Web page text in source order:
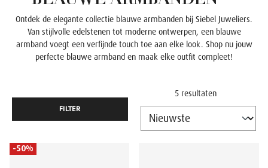
Ontdek de elegante collectie blauwe armbanden bij Siebel Juweliers.
Van stijlvolle edelstenen tot moderne ontwerpen, een blauwe
armband voegt een verfijnde touch toe aan elke look. Shop nu jouw
perfecte blauwe armband en maak elke outfit compleet!
FILTER
5 resultaten
-50%